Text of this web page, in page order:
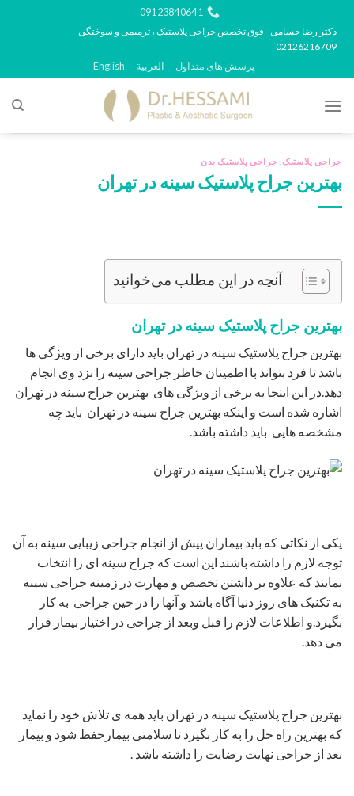
محتوا
09123840641
دکتر رضا حسامی - فوق تخصص جراحی پلاستیک ، ترمیمی و سوختگی -
02126216709
پرسش های متداول العربية English
جراحی پلاستیک جراحی پلاستیک بدن
بهترین جراح پلاستیک سینه در تهران
آنچه در این مطلب می‌خوانید
بهترین جراح پلاستیک سینه در تهران
بهترین جراح پلاستیک سینه در تهران باید دارای برخی از ویژگی ها
باشد تا فرد بتواند با اطمینان خاطر جراحی سینه را نزد وی انجام
دهد.در این اینجا به برخی از ویژگی های بهترین جراح سینه در تهران
اشاره شده است و اینکه بهترین جراح سینه در تهران باید چه
مشخصه هایی باید داشته باشد.
یکی از نکاتی که باید بیماران پیش از انجام جراحی زیبایی سینه به آن
توجه لازم را داشته باشند این است که جراح سینه ای را انتخاب
نمایند که علاوه بر داشتن تخصص و مهارت در زمینه جراحی سینه
به تکنیک های روز دنیا آگاه باشد و آنها را در حین جراحی به کار
بگیرد.و اطلاعات لازم را قبل وبعد از جراحی در اختیار بیمار قرار
می دهد.
بهترین جراح پلاستیک سینه در تهران باید همه ی تلاش خود را نماید
که بهترین راه حل را به کار بگیرد تا سلامتی بیمارحفظ شود و بیمار
بعد از جراحی نهایت رضایت را داشته باشد .